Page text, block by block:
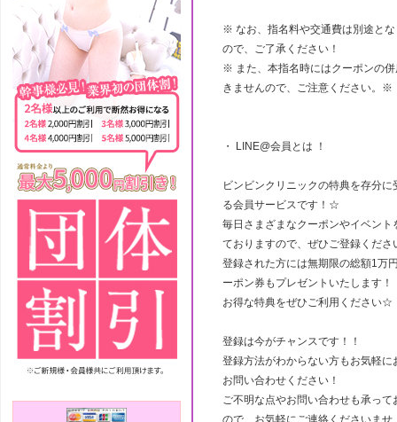
※ なお、指名料や交通費は別途と
ので、ご了承ください！
※ また、本指名時にはクーポンの
きませんので、ご注意ください。※
・ LINE@会員とは ！
ビンビンクリニックの特典を存分に
る会員サービスです！☆
毎日さまざまなクーポンやイベント
ておりますので、ぜひご登録くださ
登録された方には無期限の総額1万
ーポン券もプレゼントいたします！
お得な特典をぜひご利用ください☆
登録は今がチャンスです！！
登録方法がわからない方もお気軽に
お問い合わせください！
ご不明な点やお問い合わせも承って
ので、お気軽にご連絡くださいませ